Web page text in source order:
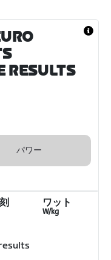
RESULTS
パワー
ワット
W/kg